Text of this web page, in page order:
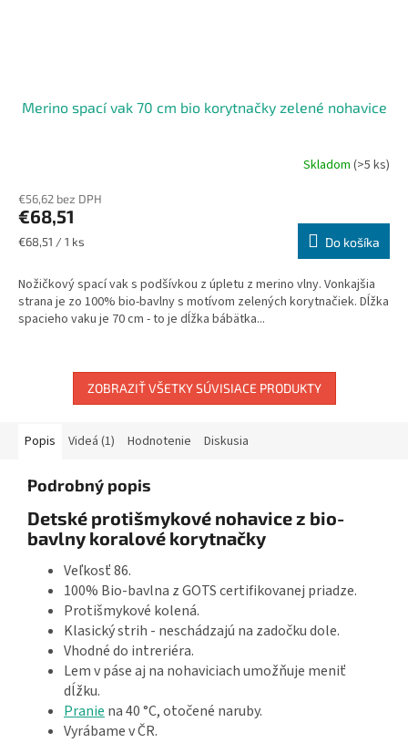
Merino spací vak 70 cm bio korytnačky zelené nohavice
Skladom (>5 ks)
€56,62 bez DPH
€68,51
Jednotková
€68,51 / 1 ks Do košíka
Nožičkový spací vak s podšívkou z úpletu z merino vlny. Vonkajšia
strana je zo 100% bio-bavlny s motívom zelených korytnačiek. Dĺžka
spacieho vaku je 70 cm - to je dĺžka bábätka...
ZOBRAZIŤ VŠETKY SÚVISIACE PRODUKTY
Popis Videá (1) Hodnotenie Diskusia
Podrobný popis
Detské protišmykové nohavice z bio-
bavlny koralové korytnačky
Veľkosť 86.
100% Bio-bavlna z GOTS certifikovanej priadze.
Protišmykové kolená.
Klasický strih - neschádzajú na zadočku dole.
Vhodné do intreriéra.
Lem v páse aj na nohaviciach umožňuje meniť
dĺžku.
Pranie na 40 °C, otočené naruby.
Vyrábame v ČR.